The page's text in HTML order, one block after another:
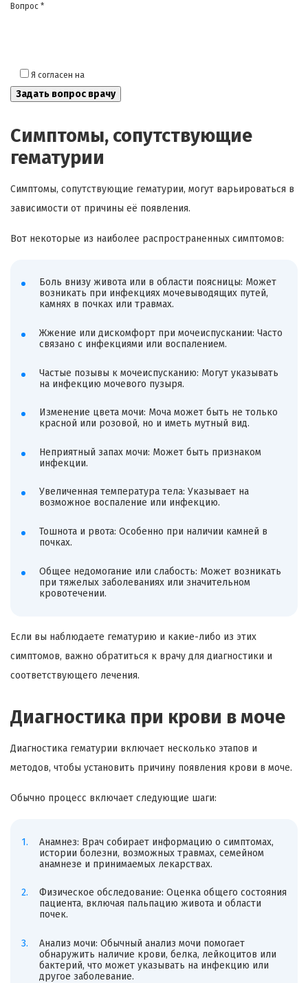
Вопрос *
Я согласен на
Симптомы, сопутствующие
гематурии
Симптомы, сопутствующие гематурии, могут варьироваться в
зависимости от причины её появления.
Вот некоторые из наиболее распространенных симптомов:
Боль внизу живота или в области поясницы: Может
возникать при инфекциях мочевыводящих путей,
камнях в почках или травмах.
Жжение или дискомфорт при мочеиспускании: Часто
связано с инфекциями или воспалением.
Частые позывы к мочеиспусканию: Могут указывать
на инфекцию мочевого пузыря.
Изменение цвета мочи: Моча может быть не только
красной или розовой, но и иметь мутный вид.
Неприятный запах мочи: Может быть признаком
инфекции.
Увеличенная температура тела: Указывает на
возможное воспаление или инфекцию.
Тошнота и рвота: Особенно при наличии камней в
почках.
Общее недомогание или слабость: Может возникать
при тяжелых заболеваниях или значительном
кровотечении.
Если вы наблюдаете гематурию и какие-либо из этих
симптомов, важно обратиться к врачу для диагностики и
соответствующего лечения.
Диагностика при крови в моче
Диагностика гематурии включает несколько этапов и
методов, чтобы установить причину появления крови в моче.
Обычно процесс включает следующие шаги:
Анамнез: Врач собирает информацию о симптомах,
истории болезни, возможных травмах, семейном
анамнезе и принимаемых лекарствах.
Физическое обследование: Оценка общего состояния
пациента, включая пальпацию живота и области
почек.
Анализ мочи: Обычный анализ мочи помогает
обнаружить наличие крови, белка, лейкоцитов или
бактерий, что может указывать на инфекцию или
другое заболевание.